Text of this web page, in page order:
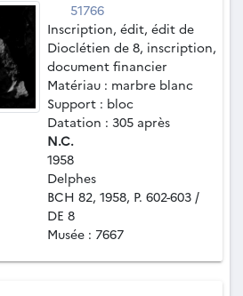
51766
Inscription, édit, édit de
Dioclétien de 8, inscription,
document financier
Matériau : marbre blanc
Support : bloc
Datation : 305 après
N.C.
1958
Delphes
BCH 82, 1958, P. 602-603 /
DE 8
Musée : 7667